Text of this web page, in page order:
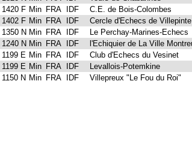
1420 F Min FRA IDF
C.E. de Bois-Colombes
1402 F Min FRA IDF
Cercle d'Echecs de Villepinte
1350 N Min FRA IDF
Le Perchay-Marines-Echecs
1240 N Min FRA IDF
l'Echiquier de La Ville
1199 E Min FRA IDF
Club d'Echecs du Vesinet
1199 E Min FRA IDF
Levallois-Potemkine
1150 N Min FRA IDF Villepreux "Le Fou du Roi"